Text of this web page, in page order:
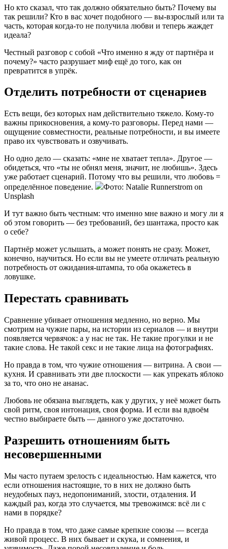
Но кто сказал, что так должно обязательно быть? Почему вы
так решили? Кто в вас хочет подобного — вы-взрослый или та
часть, которая когда-то не получила любви и теперь жаждет
идеала?
Честный разговор с собой «Что именно я жду от партнёра и
почему?» часто разрушает миф ещё до того, как он
превратится в упрёк.
Отделить потребности от сценариев
Есть вещи, без которых нам действительно тяжело. Кому-то
важны прикосновения, а кому-то разговоры. Перед нами —
ощущение совместности, реальные потребности, и вы имеете
право их чувствовать и озвучивать.
Но одно дело — сказать: «мне не хватает тепла». Другое —
обидеться, что «ты не обнял меня, значит, не любишь». Здесь
уже работает сценарий. Потому что вы решили, что любовь =
определённое поведение.
Фото: Natalie Runnerstrom on
Unsplash
И тут важно быть честным: что именно мне важно и могу ли я
об этом говорить — без требований, без шантажа, просто как
о себе?
Партнёр может услышать, а может понять не сразу. Может,
конечно, научиться. Но если вы не умеете отличать реальную
потребность от ожидания-штампа, то оба окажетесь в
ловушке.
Перестать сравнивать
Сравнение убивает отношения медленно, но верно. Мы
смотрим на чужие пары, на истории из сериалов — и внутри
появляется червячок: а у нас не так. Не такие прогулки и не
такие слова. Не такой секс и не такие лица на фотографиях.
Но правда в том, что чужие отношения — витрина. А свои —
кухня. И сравнивать эти две плоскости — как упрекать яблоко
за то, что оно не ананас.
Любовь не обязана выглядеть, как у других, у неё может быть
свой ритм, своя интонация, своя форма. И если вы вдвоём
честно выбираете быть — данного уже достаточно.
Разрешить отношениям быть
несовершенными
Мы часто путаем зрелость с идеальностью. Нам кажется, что
если отношения настоящие, то в них не должно быть
неудобных пауз, недопониманий, злости, отдаления. И
каждый раз, когда это случается, мы тревожимся: всё ли с
нами в порядке?
Но правда в том, что даже самые крепкие союзы — всегда
живой процесс. В них бывает и скука, и сомнения, и